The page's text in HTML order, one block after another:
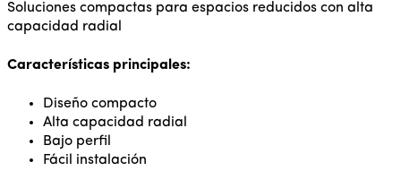
Soluciones compactas para espacios reducidos con alta
capacidad radial
Características principales:
Diseño compacto
Alta capacidad radial
Bajo perfil
Fácil instalación